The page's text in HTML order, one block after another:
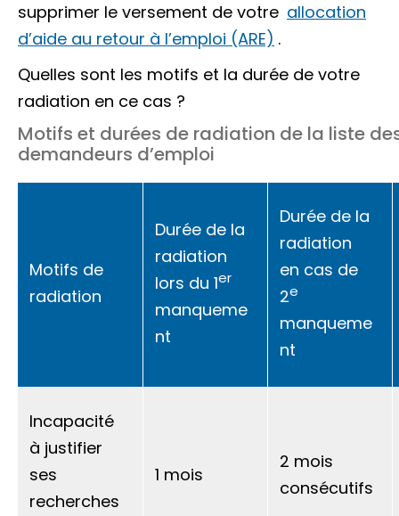
supprimer le versement de votre allocation
d’aide au retour à l’emploi (ARE) .
Quelles sont les motifs et la durée de votre
radiation en ce cas ?
Motifs et durées de radiation de la liste
demandeurs d’emploi
Motifs de
radiation
Durée de la
radiation
lors du 1er
manqueme
nt
Durée de la
radiation
en cas de
2e
manqueme
nt
Incapacité
à justifier
ses
recherches
1 mois
2 mois
consécutifs